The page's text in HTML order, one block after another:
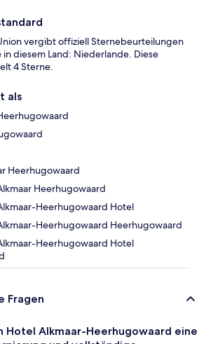
vergibt offiziell Sternebeurteilungen
diesem Land: Niederlande. Diese
4 Sterne.
als
Heerhugowaard
Heerhugowaard
Heerhugowaard Hotel
Heerhugowaard Heerhugowaard
Heerhugowaard Hotel
Fragen
Hotel Alkmaar-Heerhugowaard eine